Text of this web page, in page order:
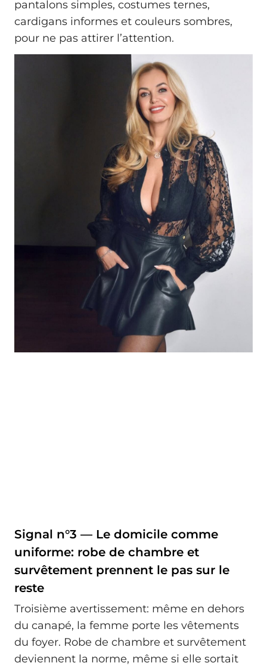
pantalons simples, costumes ternes,
cardigans informes et couleurs sombres,
pour ne pas attirer l’attention.
Signal n°3 — Le domicile comme
uniforme: robe de chambre et
survêtement prennent le pas sur le
reste
Troisième avertissement: même en dehors
du canapé, la femme porte les vêtements
du foyer. Robe de chambre et survêtement
deviennent la norme, même si elle sortait